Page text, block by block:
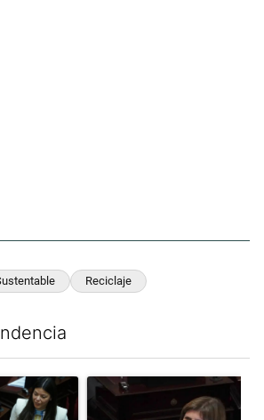
Reciclaje
con el título "Encuesta, mientras el
Un artículo de tendencia